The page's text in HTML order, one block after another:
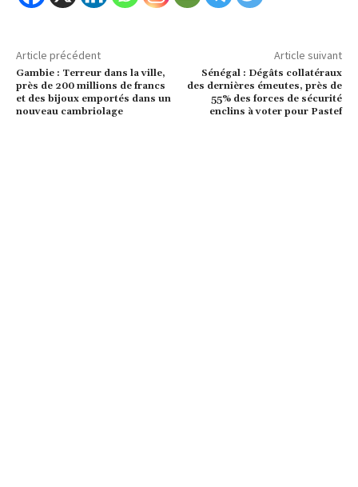
Article précédent
Gambie : Terreur dans la ville,
près de 200 millions de francs
et des bijoux emportés dans un
nouveau cambriolage
Article suivant
Sénégal : Dégâts collatéraux
des dernières émeutes, près de
55% des forces de sécurité
enclins à voter pour Pastef